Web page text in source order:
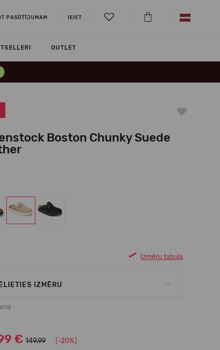
PASŪTĪJUMAM IEIET
OUTLET
Boston Chunky Suede
Izmēru tabula
IZMĒRU
€ 149.99 (-20%)